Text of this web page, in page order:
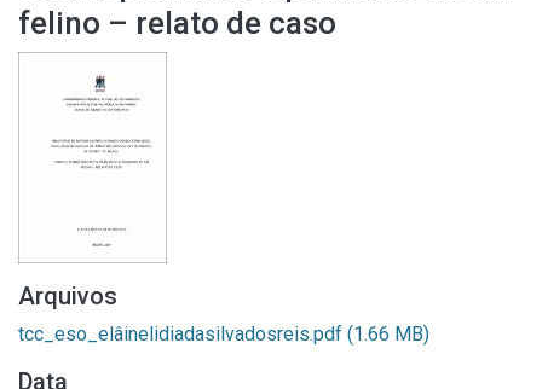
felino – relato de caso
Arquivos
tcc_eso_elâinelidiadasilvadosreis.pdf (1.66 MB)
Data